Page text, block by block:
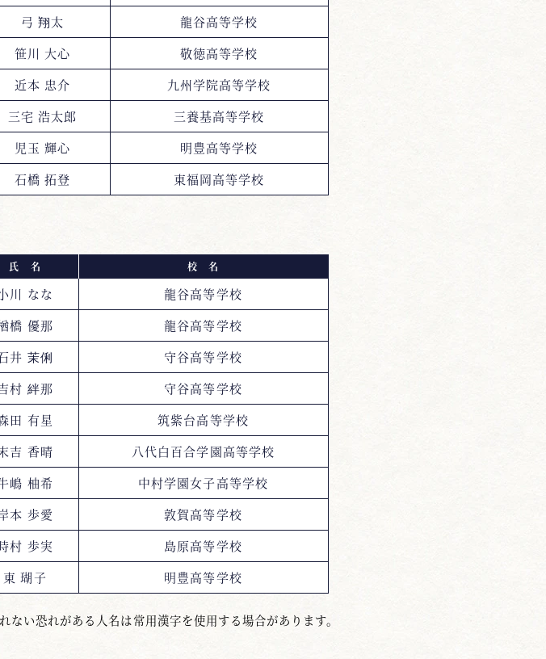
弓 翔太
龍谷高等学校
笹川 大心
敬徳高等学校
近本 忠介
九州学院高等学校
三宅 浩太郎
三養基高等学校
児玉 輝心
明豊高等学校
石橋 拓登 東福岡高等学校
氏 名 校 名
川 なな
龍谷高等学校
橋 優那
龍谷高等学校
井 茉俐
守谷高等学校
村 絆那
守谷高等学校
田 有星
筑紫台高等学校
吉 香晴
八代白百合学園高等学校
嶋 柚希
中村学園女子高等学校
本 歩愛
敦賀高等学校
村 歩実
島原高等学校
東 瑚子 明豊高等学校
ない恐れがある人名は常用漢字を使用する場合があります。